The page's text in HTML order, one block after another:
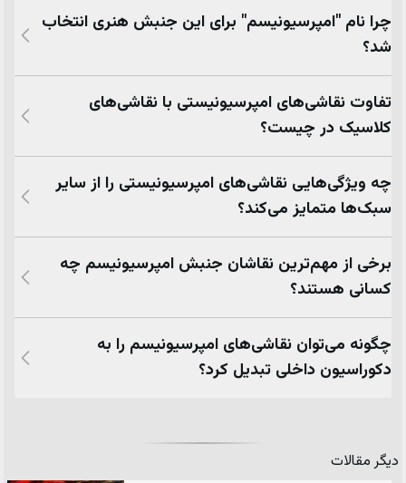
چرا نام "امپرسیونیسم" برای این جنبش هنری انتخاب
شد؟
تفاوت نقاشی‌های امپرسیونیستی با نقاشی‌های
کلاسیک در چیست؟
چه ویژگی‌هایی نقاشی‌های امپرسیونیستی را از سایر
سبک‌ها متمایز می‌کند؟
برخی از مهم‌ترین نقاشان جنبش امپرسیونیسم چه
کسانی هستند؟
چگونه می‌توان نقاشی‌های امپرسیونیسم را به
دکوراسیون داخلی تبدیل کرد؟
دیگر مقالات